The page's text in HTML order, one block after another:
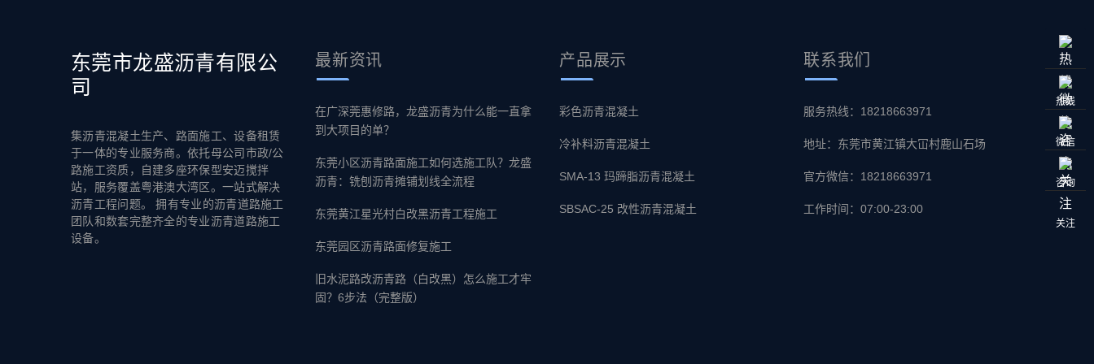
东莞市龙盛沥青有限公
司
集沥青混凝土生产、路面施工、设备租赁
于一体的专业服务商。依托母公司市政/公
路施工资质，自建多座环保型安迈搅拌
站，服务覆盖粤港澳大湾区。一站式解决
沥青工程问题。 拥有专业的沥青道路施工
团队和数套完整齐全的专业沥青道路施工
设备。
最新资讯
在广深莞惠修路，龙盛沥青为什么能一直拿
到大项目的单？
东莞小区沥青路面施工如何选施工队？龙盛
沥青：铣刨沥青摊铺划线全流程
东莞黄江星光村白改黑沥青工程施工
东莞园区沥青路面修复施工
旧水泥路改沥青路（白改黑）怎么施工才牢
固？6步法（完整版）
产品展示
彩色沥青混凝土
冷补料沥青混凝土
SMA-13 玛蹄脂沥青混凝土
SBSAC-25 改性沥青混凝土
联系我们
服务热线：18218663971
地址：东莞市黄江镇大冚村鹿山石场
官方微信：18218663971
工作时间：07:00-23:00
热线
微信
咨询
关注